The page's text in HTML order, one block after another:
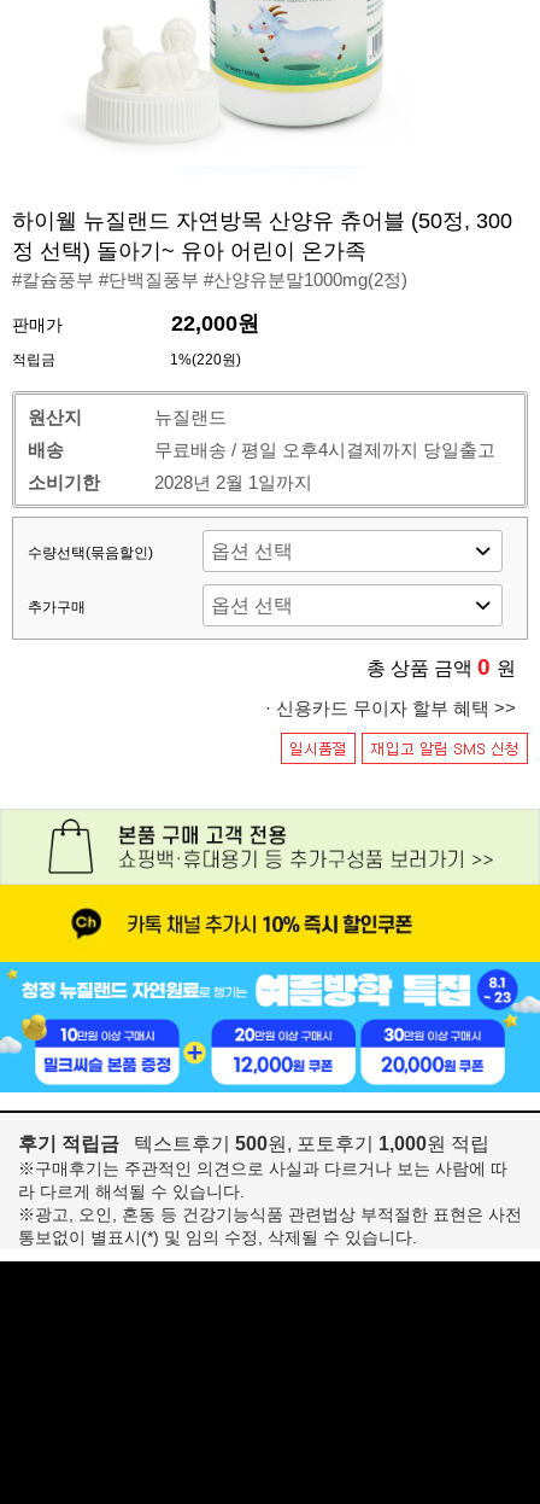
하이웰 뉴질랜드 자연방목 산양유 츄어블 (50정, 300
정 선택) 돌아기~ 유아 어린이 온가족
#칼슘풍부 #단백질풍부 #산양유분말1000mg(2정)
판매가 22,000원
적립금 1%(220원)
원산지
뉴질랜드
배송
무료배송 / 평일 오후4시결제까지 당일출고
소비기한
2028년 2월 1일까지
수량선택(묶음할인)
추가구매
총 상품 금액 0 원
· 신용카드 무이자 할부 혜택 >>
후기 적립금 텍스트후기 500원, 포토후기 1,000원 적립
※구매후기는 주관적인 의견으로 사실과 다르거나 보는 사람에 따
라 다르게 해석될 수 있습니다.
※광고, 오인, 혼동 등 건강기능식품 관련법상 부적절한 표현은 사전
통보없이 별표시(*) 및 임의 수정, 삭제될 수 있습니다.